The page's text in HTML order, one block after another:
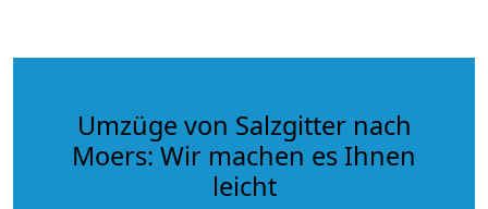
Umzüge von Salzgitter nach
Moers: Wir machen es Ihnen
leicht